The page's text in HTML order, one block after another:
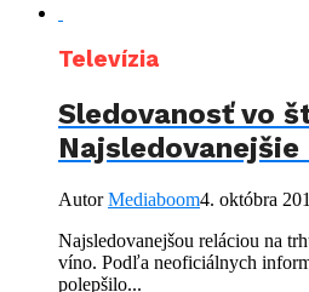
Televízia
Sledovanosť vo
AutorMediaboom4. októbra
Najsledovanejšou reláciou na
víno. Podľa neoficiálnych
polepšilo...